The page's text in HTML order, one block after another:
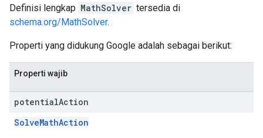
Definisi lengkap MathSolver tersedia di
schema.org/MathSolver.
Properti yang didukung Google adalah sebagai berikut:
Properti wajib
potentialAction
SolveMathAction